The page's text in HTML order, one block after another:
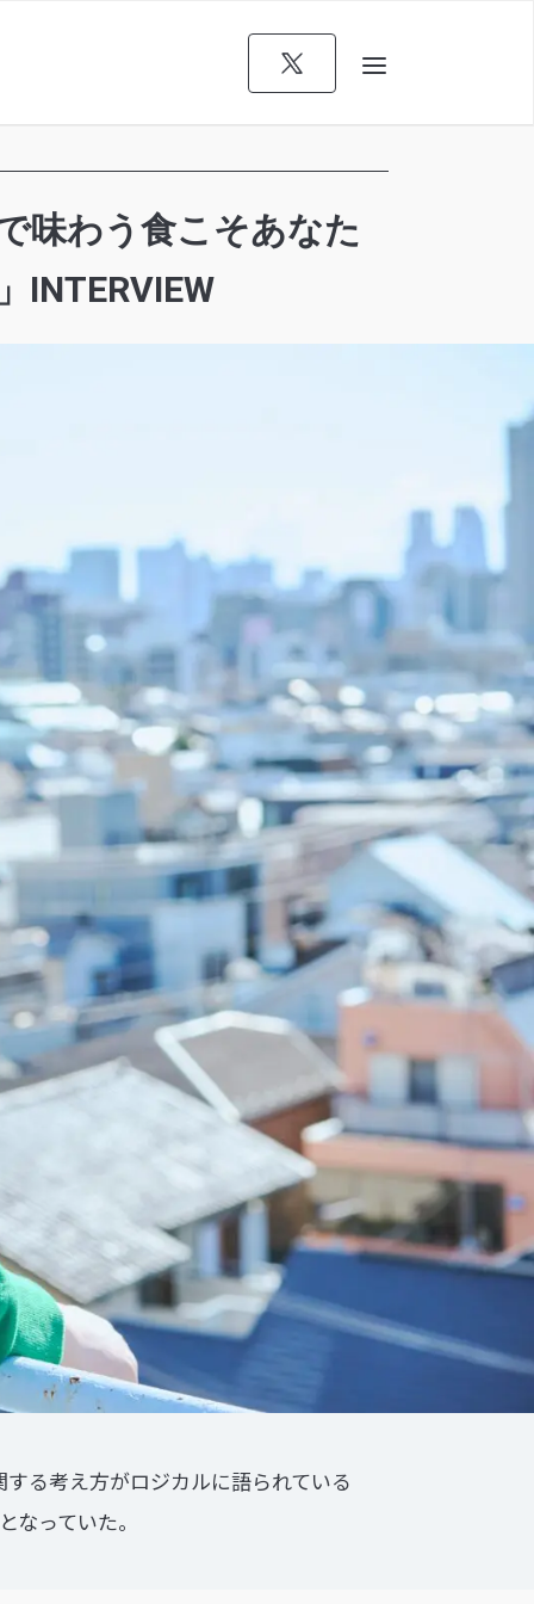
味わう食こそあなた
INTERVIEW
る考え方がロジカルに語られている
っていた。